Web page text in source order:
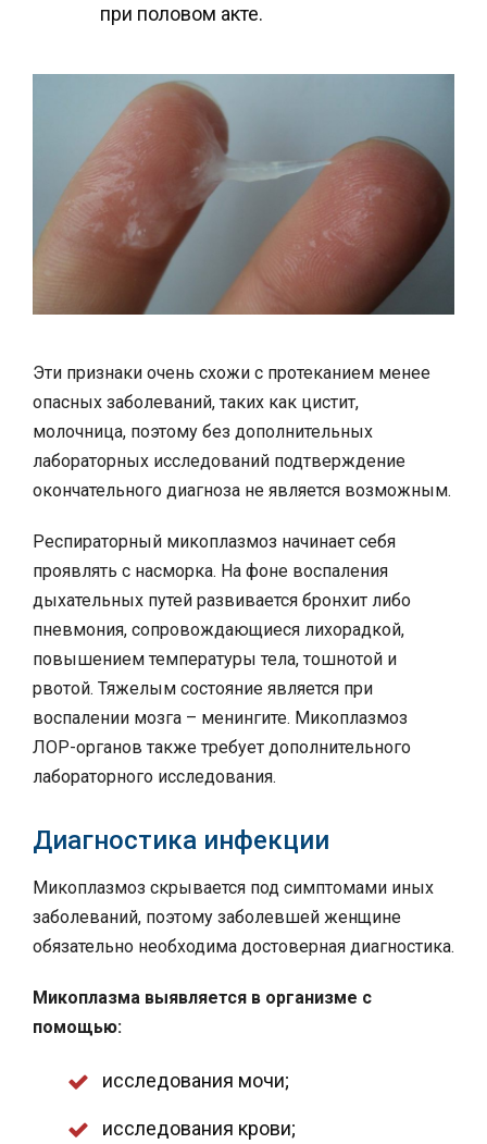
при половом акте.
Эти признаки очень схожи с протеканием менее
опасных заболеваний, таких как цистит,
молочница, поэтому без дополнительных
лабораторных исследований подтверждение
окончательного диагноза не является возможным.
Респираторный микоплазмоз начинает себя
проявлять с насморка. На фоне воспаления
дыхательных путей развивается бронхит либо
пневмония, сопровождающиеся лихорадкой,
повышением температуры тела, тошнотой и
рвотой. Тяжелым состояние является при
воспалении мозга – менингите. Микоплазмоз
ЛОР-органов также требует дополнительного
лабораторного исследования.
Диагностика инфекции
Микоплазмоз скрывается под симптомами иных
заболеваний, поэтому заболевшей женщине
обязательно необходима достоверная диагностика.
Микоплазма выявляется в организме с
помощью:
исследования мочи;
исследования крови;